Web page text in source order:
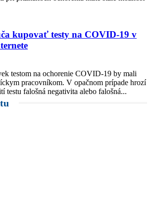
kupovať testy na COVID-19 v
testom na ochorenie COVID-19 by mali
pracovníkom. V opačnom prípade hrozí
testu falošná negativita alebo falošná...